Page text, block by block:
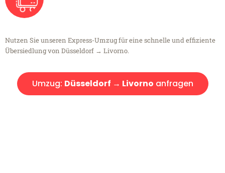
Nutzen Sie unseren Express-Umzug für eine schnelle und effiziente
Übersiedlung von Düsseldorf → Livorno.
Umzug: Düsseldorf → Livorno anfragen